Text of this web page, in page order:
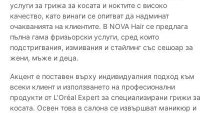
услуги за грижа за косата и ноктите с високо
качество, като винаги се опитват да надминат
очакванията на клиентите. В NOVA Hair се предлага
пълна гама фризьорски услуги, сред които
подстригвания, измивания и стайлинг със сешоар за
жени, мъже и деца.
Акцент е поставен върху индивидуалния подход към
всеки клиент и използването на професионални
продукти от L'Oréal Expert за специализирани грижи за
косата. Освен това в салона се извършват маникюр и